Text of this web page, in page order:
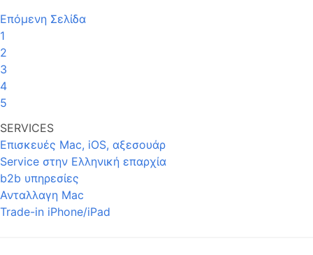
Επόμενη Σελίδα
1
2
3
4
5
SERVICES
Επισκευές Mac, iOS, αξεσουάρ
Service στην Eλληνική επαρχία
b2b υπηρεσίες
Ανταλλαγη Mac
Trade-in iPhone/iPad